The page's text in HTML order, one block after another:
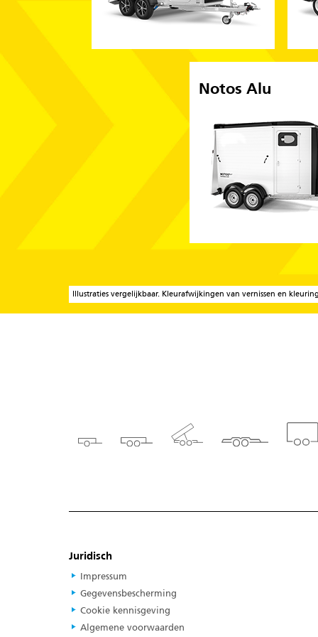
Notos Alu
Illustraties vergelijkbaar. Kleurafwijkingen van vernissen en
Juridisch
Impressum
Gegevensbescherming
Cookie kennisgeving
Algemene voorwaarden